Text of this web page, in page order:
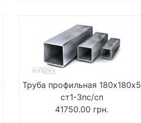
Труба профильная 180х180х5
ст1-3пс/сп
41750.00 грн.